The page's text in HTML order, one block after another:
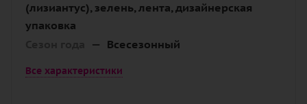
(лизиантус), зелень, лента, дизайнерская
упаковка
— Всесезонный
Все характеристики